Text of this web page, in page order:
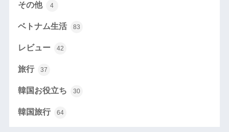
その他 4
ベトナム生活 83
レビュー 42
旅行 37
韓国お役立ち 30
韓国旅行 64